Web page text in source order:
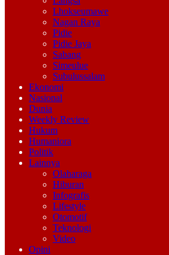
Lhokseumawe
Nagan Raya
Pidie
Pidie Jaya
Sabang
Simeulue
Subulussalam
Ekonomi
Nasional
Dunia
Weekly Review
Hukum
Humaniora
Politik
Lainnya
Olaharaga
Hiburan
Infografis
Lifestyle
Otomotif
Teknologi
Video
Opini